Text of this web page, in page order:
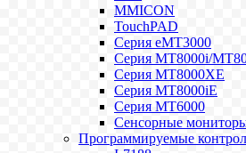
MMICON
TouchPAD
Серия eMT3000
Серия MT8000i/
Серия MT8000XE
Серия MT8000iE
Серия MT6000
Сенсорные
Программируемые